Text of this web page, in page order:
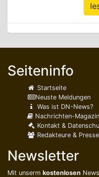
Seiteninfo
Startseite
Neuste Meldungen
Was ist DN-News?
Nachrichten-
Kontakt &
Redakteure &
Newsletter
Mit unserm kostenlosen